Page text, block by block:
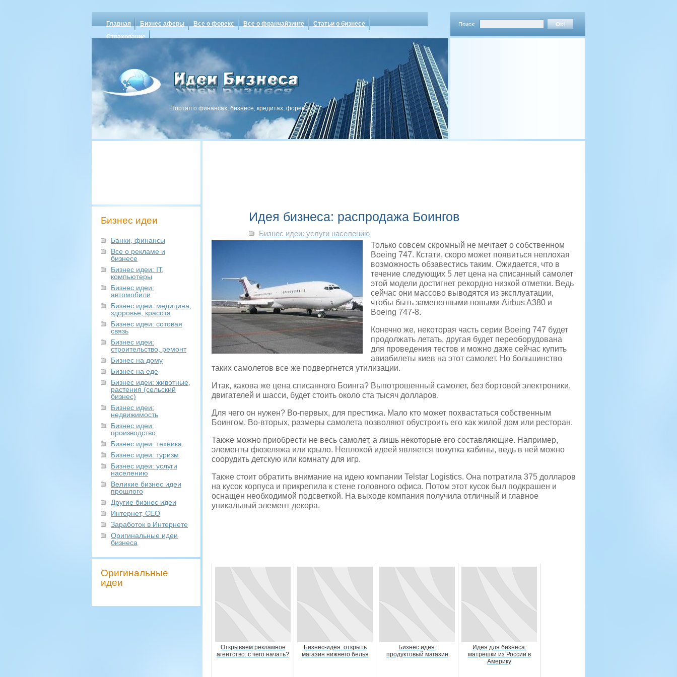
Главная Бизнес аферы Все о форекс Все о франчайзинге
Статьи о бизнесе
Страхование
Поиск:
Портал о финансах, бизнесе, кредитах, форексе
Бизнес идеи
Банки, финансы
Все о рекламе и
бизнесе
Бизнес идеи: IT,
компьютеры
Бизнес идеи:
автомобили
Бизнес идеи: медицина,
здоровье, красота
Бизнес идеи: сотовая
связь
Бизнес идеи:
строительство, ремонт
Бизнес на дому
Бизнес на еде
Бизнес идеи: животные,
растения (сельский
бизнес)
Бизнес идеи:
недвижимость
Бизнес идеи:
производство
Бизнес идеи: техника
Бизнес идеи: туризм
Бизнес идеи: услуги
населению
Великие бизнес идеи
прошлого
Другие бизнес идеи
Интернет, СЕО
Заработок в Интернете
Оригинальные идеи
бизнеса
Оригинальные
идеи
Идея бизнеса: распродажа Боингов
Бизнес идеи: услуги населению
Только совсем скромный не мечтает о собственном
Boeing 747. Кстати, скоро может появиться неплохая
возможность обзавестись таким. Ожидается, что в
течение следующих 5 лет цена на списанный самолет
этой модели достигнет рекордно низкой отметки. Ведь
сейчас они массово выводятся из эксплуатации,
чтобы быть замененными новыми Airbus A380 и
Boeing 747-8.
Конечно же, некоторая часть серии Boeing 747 будет
продолжать летать, другая будет переоборудована
для проведения тестов и можно даже сейчас купить
авиабилеты киев на этот самолет. Но большинство
таких самолетов все же подвергнется утилизации.
Итак, какова же цена списанного Боинга? Выпотрошенный самолет, без бортовой электроники,
двигателей и шасси, будет стоить около ста тысяч долларов.
Для чего он нужен? Во-первых, для престижа. Мало кто может похвастаться собственным
Боингом. Во-вторых, размеры самолета позволяют обустроить его как жилой дом или ресторан.
Также можно приобрести не весь самолет, а лишь некоторые его составляющие. Например,
элементы фюзеляжа или крыло. Неплохой идеей является покупка кабины, ведь в ней можно
соорудить детскую или комнату для игр.
Также стоит обратить внимание на идею компании Telstar Logistics. Она потратила 375 долларов
на кусок корпуса и прикрепила к стене головного офиса. Потом этот кусок был подкрашен и
оснащен необходимой подсветкой. На выходе компания получила отличный и главное
уникальный элемент декора.
Открываем рекламное
агентство: с чего начать?
Бизнес-идея: открыть
магазин нижнего белья
Бизнес идея:
продуктовый магазин
Идея для бизнеса:
матрешки из России в
Америку